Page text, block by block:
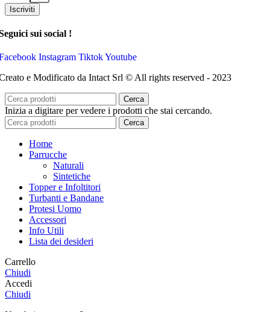
Iscriviti
sui social !
Instagram TiktokYoutube
e Modificato da Intact Srl © All rights reserved - 2023
Cerca
Inizia a digitare per vedere i prodotti che stai cercando.
Cerca
Home
Parrucche
Naturali
Sintetiche
Topper e Infoltitori
Turbanti e Bandane
Protesi Uomo
Accessori
Info Utili
Lista dei desideri
Carrello
Chiudi
Accedi
Chiudi